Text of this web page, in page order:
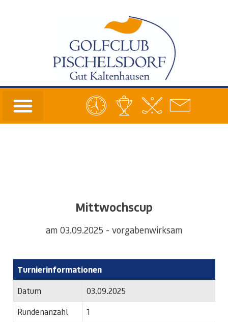
Mittwochscup
am 03.09.2025 - vorgabenwirksam
Turnierinformationen
Datum
03.09.2025
Rundenanzahl
1